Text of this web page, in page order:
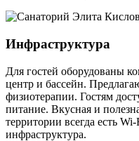
Инфраструктура
Для гостей оборудованы
центр и бассейн.
физиотерапии. Гостям
питание. Вкусная и
территории всегда есть
инфраструктура.